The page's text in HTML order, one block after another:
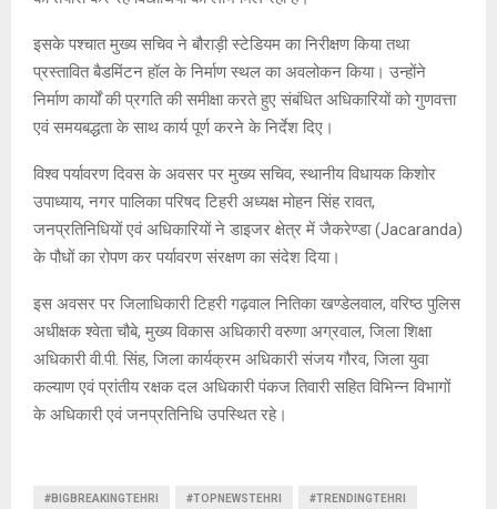
इसके पश्चात मुख्य सचिव ने बौराड़ी स्टेडियम का निरीक्षण किया तथा
प्रस्तावित बैडमिंटन हॉल के निर्माण स्थल का अवलोकन किया। उन्होंने
निर्माण कार्यों की प्रगति की समीक्षा करते हुए संबंधित अधिकारियों को गुणवत्ता
एवं समयबद्धता के साथ कार्य पूर्ण करने के निर्देश दिए।
विश्व पर्यावरण दिवस के अवसर पर मुख्य सचिव, स्थानीय विधायक किशोर
उपाध्याय, नगर पालिका परिषद टिहरी अध्यक्ष मोहन सिंह रावत,
जनप्रतिनिधियों एवं अधिकारियों ने डाइजर क्षेत्र में जैकरेण्डा (Jacaranda)
के पौधों का रोपण कर पर्यावरण संरक्षण का संदेश दिया।
इस अवसर पर जिलाधिकारी टिहरी गढ़वाल नितिका खण्डेलवाल, वरिष्ठ पुलिस
अधीक्षक श्वेता चौबे, मुख्य विकास अधिकारी वरुणा अग्रवाल, जिला शिक्षा
अधिकारी वी.पी. सिंह, जिला कार्यक्रम अधिकारी संजय गौरव, जिला युवा
कल्याण एवं प्रांतीय रक्षक दल अधिकारी पंकज तिवारी सहित विभिन्न विभागों
के अधिकारी एवं जनप्रतिनिधि उपस्थित रहे।
#BIGBREAKINGTEHRI #TOPNEWSTEHRI #TRENDINGTEHRI